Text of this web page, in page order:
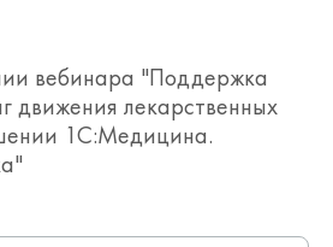
вебинара "Поддержка
лекарственных
1С:Медицина.